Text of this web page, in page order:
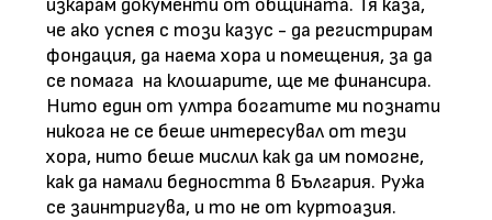
че ако успея с този казус - да регистрирам
фондация, да наема хора и помещения, за да
се помага на клошарите, ще ме финансира.
Нито един от ултра богатите ми познати
никога не се беше интересувал от тези
хора, нито беше мислил как да им помогне,
как да намали бедността в България. Ружа
се заинтригува, и то не от куртоазия.